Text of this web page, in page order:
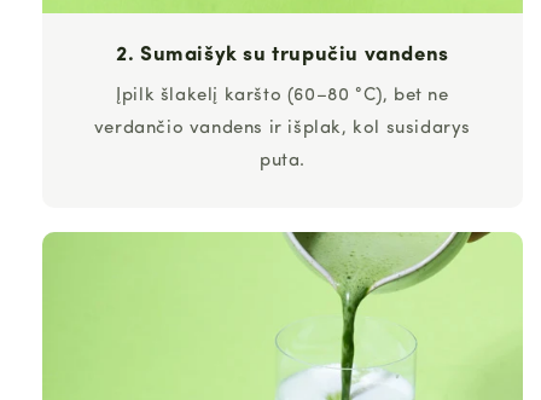
2. Sumaišyk su trupučiu vandens
Įpilk šlakelį karšto (60–80 °C), bet ne
verdančio vandens ir išplak, kol susidarys
puta.